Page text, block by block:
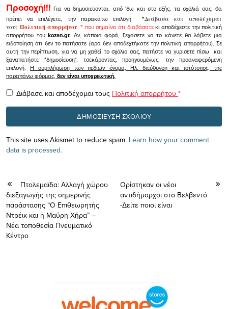
Προσοχή!!! Για να δημοσιεύονται, από 'δω και στο εξής, τα σχόλιά σας, θα
πρέπει να επιλέγετε, την παρακάτω επιλογή
"Διάβασα και αποδέχομαι
τουςΠολιτική απορρήτου" που σημαίνει ότι διαβάσατεκι αποδέχεστε την πολιτική
απορρήτου τουkozan.gr. Αν, κάποια φορά, ξεχάσετε να το κάνετε θα λάβετε μια
ειδοποίηση ότι δεν το πατήσατε (αρα δεν αποδεχτήκατε την πολιτική απορρήτου). Σε
αυτή την περίπτωση, για να μη χαθεί το σχόλιο σας, πατήστε να γυρίσετε πίσω και
ξαναπατήστε "δημοσίευση", τσεκάροντας, προηγουμένως, την προαναφερόμενη
επιλογή.Η συμπλήρωση των πεδίων όνομα, Ηλ. διεύθυνση και ιστότοπος, της
παραπάνω φόρμας, δεν είναι υποχρεωτική.
Διάβασα και αποδέχομαι τους Πολιτική απορρήτου *
This site uses Akismet to reduce spam. Learn how your comment
data is processed.
Πτολεμαϊδα: Αλλαγή χώρου
διεξαγωγής της σημερινής
παράστασης “Ο Επιθεωρητής
Ντρέικ και η Μαύρη Χήρα” –
Νέα τοποθεσία Πνευματικό
Κέντρο
Ορίστηκαν οι νέοι
αντιδήμαρχοι στο Βελβεντό
-Δείτε ποιοι είναι